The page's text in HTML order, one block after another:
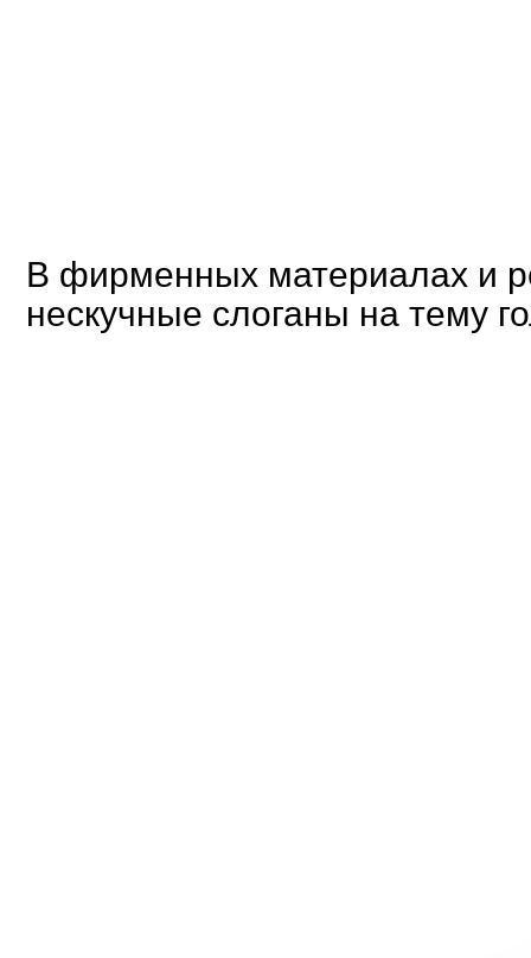
В фирменных материалах и
нескучные слоганы на тему